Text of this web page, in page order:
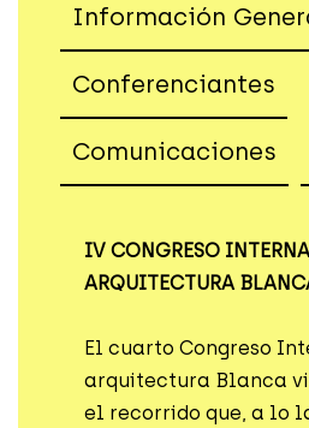
Información
Conferenciantes
Comunicaciones
IV CONGRESO
ARQUITECTURA
El cuarto Congreso
arquitectura Blanca
el recorrido que, a lo